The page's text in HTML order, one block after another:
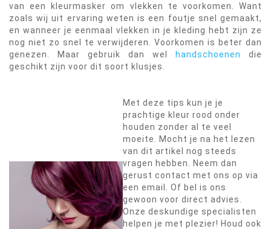
van een kleurmasker om vlekken te voorkomen. Want
zoals wij uit ervaring weten is een foutje snel gemaakt,
en wanneer je eenmaal vlekken in je kleding hebt zijn ze
nog niet zo snel te verwijderen. Voorkomen is beter dan
genezen. Maar gebruik dan wel handschoenen
die
geschikt zijn voor dit soort klusjes.
Met deze tips kun je je
prachtige kleur rood onder
houden zonder al te veel
moeite. Mocht je na het lezen
van dit artikel nog steeds
vragen hebben. Neem dan
gerust contact met ons op via
een email. Of bel is ons
gewoon voor direct advies.
Onze deskundige specialisten
helpen je met plezier! Houd ook